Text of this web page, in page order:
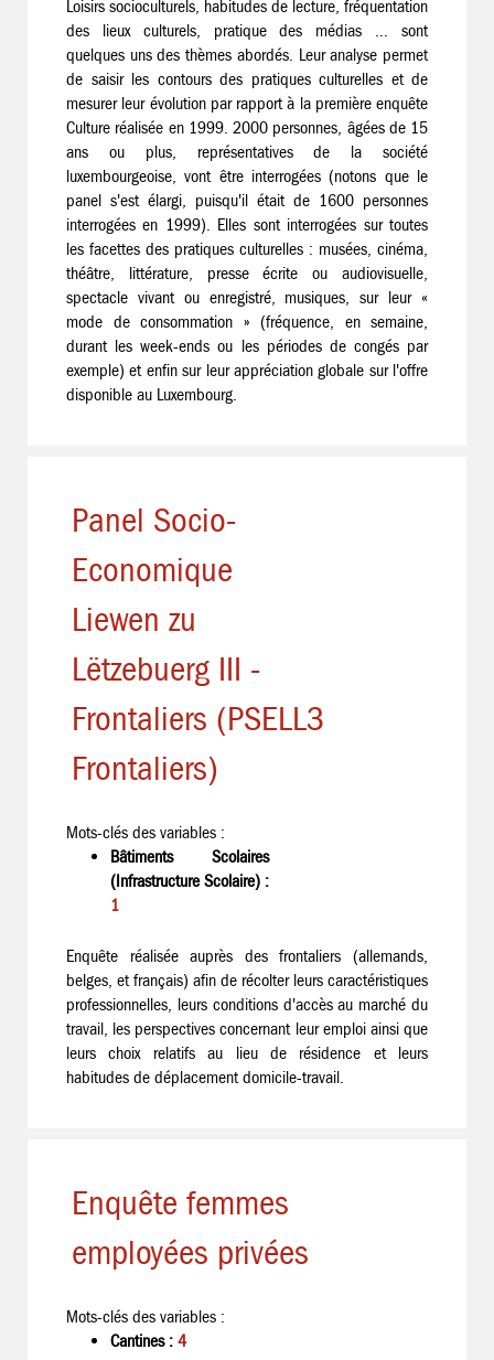
Loisirs socioculturels, habitudes de lecture, fréquentation
des lieux culturels, pratique des médias ... sont
quelques uns des thèmes abordés. Leur analyse permet
de saisir les contours des pratiques culturelles et de
mesurer leur évolution par rapport à la première enquête
Culture réalisée en 1999. 2000 personnes, âgées de 15
ans ou plus, représentatives de la société
luxembourgeoise, vont être interrogées (notons que le
panel s'est élargi, puisqu'il était de 1600 personnes
interrogées en 1999). Elles sont interrogées sur toutes
les facettes des pratiques culturelles : musées, cinéma,
théâtre, littérature, presse écrite ou audiovisuelle,
spectacle vivant ou enregistré, musiques, sur leur «
mode de consommation » (fréquence, en semaine,
durant les week-ends ou les périodes de congés par
exemple) et enfin sur leur appréciation globale sur l'offre
disponible au Luxembourg.
Panel Socio-
Economique
Liewen zu
Lëtzebuerg III -
Frontaliers (PSELL3
Frontaliers)
Mots-clés des variables :
Bâtiments Scolaires
(Infrastructure Scolaire) :
1
Enquête réalisée auprès des frontaliers (allemands,
belges, et français) afin de récolter leurs caractéristiques
professionnelles, leurs conditions d'accès au marché du
travail, les perspectives concernant leur emploi ainsi que
leurs choix relatifs au lieu de résidence et leurs
habitudes de déplacement domicile-travail.
Enquête femmes
employées privées
Mots-clés des variables :
Cantines : 4